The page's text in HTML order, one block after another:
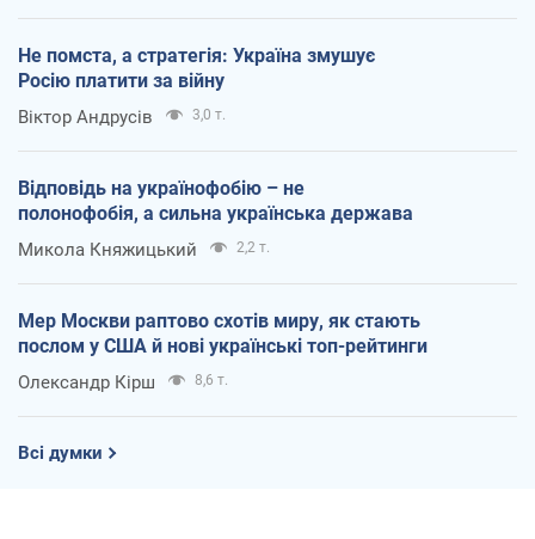
Не помста, а стратегія: Україна змушує
Росію платити за війну
Віктор Андрусів 3,0 т.
Відповідь на українофобію – не
полонофобія, а сильна українська держава
Микола Княжицький 2,2 т.
Мер Москви раптово схотів миру, як стають
послом у США й нові українські топ-рейтинги
Олександр Кірш 8,6 т.
Всі думки